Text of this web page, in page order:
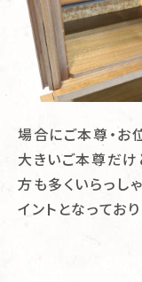
場合にご本尊・お
大きいご本尊だけ
方も多くいらっし
イントとなっており